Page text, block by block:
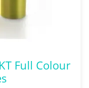
Full Colour